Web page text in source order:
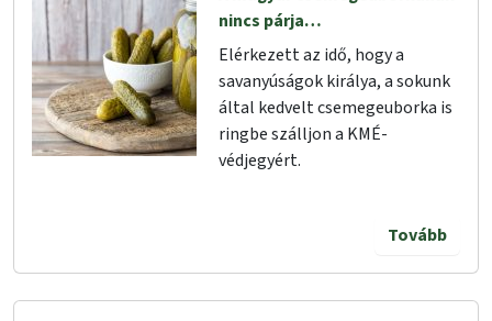
nincs párja…
Elérkezett az idő, hogy a
savanyúságok királya, a sokunk
által kedvelt csemegeuborka is
ringbe szálljon a KMÉ-
védjegyért.
Tovább